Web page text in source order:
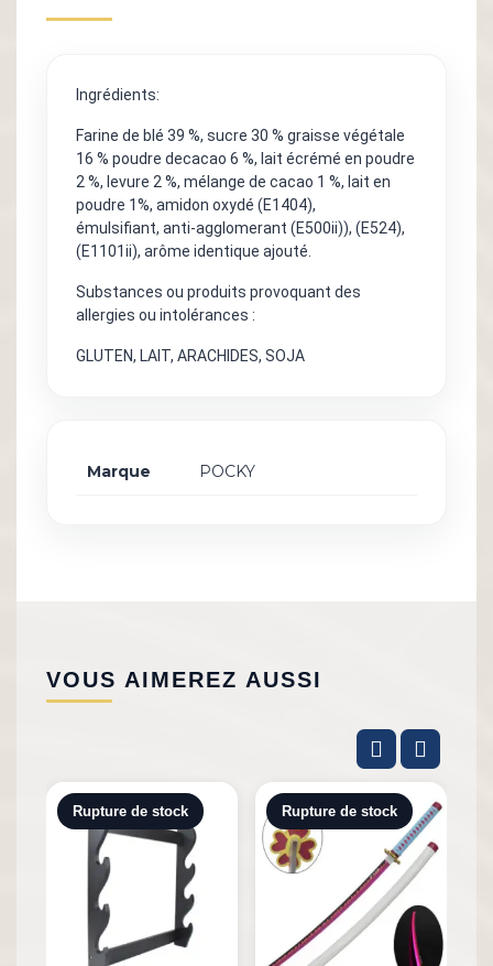
Ingrédients:
Farine de blé 39 %, sucre 30 % graisse végétale
16 % poudre decacao 6 %, lait écrémé en poudre
2 %, levure 2 %, mélange de cacao 1 %, lait en
poudre 1%, amidon oxydé (E1404),
émulsifiant, anti-agglomerant (E500ii)), (E524),
(E1101ii), arôme identique ajouté.
Substances ou produits provoquant des
allergies ou intolérances :
GLUTEN, LAIT, ARACHIDES, SOJA
Marque POCKY
VOUS AIMEREZ AUSSI
Rupture de stock Rupture de stock